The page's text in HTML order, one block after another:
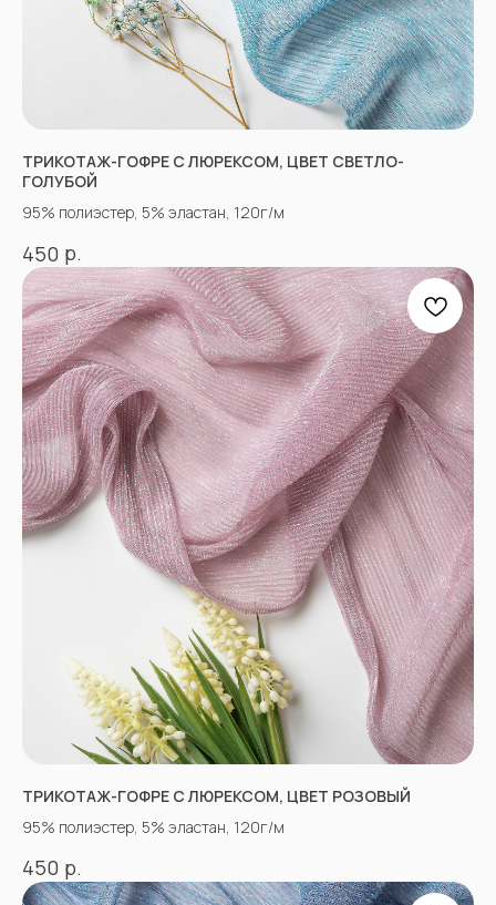
ТРИКОТАЖ-ГОФРЕ С ЛЮРЕКСОМ, ЦВЕТ СВЕТЛО-
ГОЛУБОЙ
95% полиэстер, 5% эластан, 120г/м
450 р.
ТРИКОТАЖ-ГОФРЕ С ЛЮРЕКСОМ, ЦВЕТ РОЗОВЫЙ
95% полиэстер, 5% эластан, 120г/м
450 р.
ИНФОРМАЦИЯ
ПРОЧЕЕ
Ткани для верхней одежды
Ткани для летней одежды
Ткани для спортивной одежды
Ткани для мусульманской одежды
Ткани для нарядной одежды
Доставка
Возврат
Оптовым покупателям
Вопросы-ответы
Блог
Контакты
Договор оферты
Политика
конфиденциальности
*принадлежат компании Meta,
признанной экстремистской